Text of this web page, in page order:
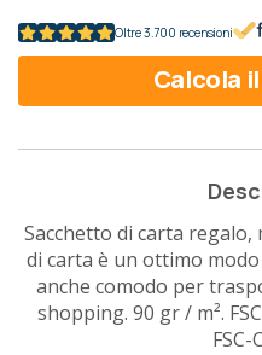
Oltre 3.700 recensioni
Calcola
Sacchetto di carta
di carta è un ottimo
anche comodo per
shopping. 90 gr / m².
FSC-